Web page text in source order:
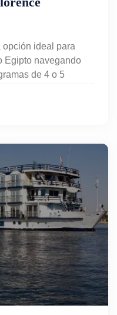
opción ideal para
Egipto navegando
de 4 o 5
elegantes,
y Philae. Perfecto
historia, cultura y
travesía única con
Florence